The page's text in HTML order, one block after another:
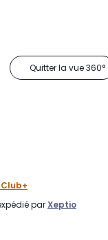
Quitter la vue 360°
Club+
parXeptio